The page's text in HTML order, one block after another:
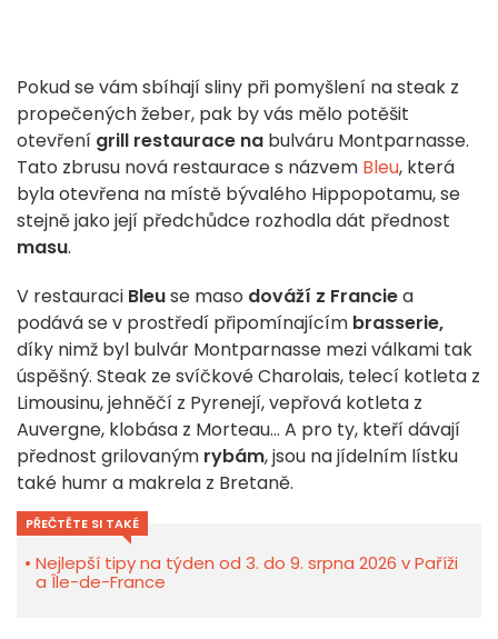
Pokud se vám sbíhají sliny při pomyšlení na steak z
propečených žeber, pak by vás mělo potěšit
otevření grill restaurace na bulváru Montparnasse.
Tato zbrusu nová restaurace s názvem Bleu, která
byla otevřena na místě bývalého Hippopotamu, se
stejně jako její předchůdce rozhodla dát přednost
masu.
V restauraci Bleuse maso dováží z Franciea
podává se v prostředí připomínajícím brasserie,
díky nimž byl bulvár Montparnasse mezi válkami tak
úspěšný. Steak ze svíčkové Charolais, telecí kotleta z
Limousinu, jehněčí z Pyrenejí, vepřová kotleta z
Auvergne, klobása z Morteau... A pro ty, kteří dávají
přednost grilovaným rybám, jsou na jídelním lístku
také humr a makrela z Bretaně.
PŘEČTĚTE SI TAKÉ
Nejlepší tipy na týden od 3. do 9. srpna 2026 v Paříži
a Île-de-France